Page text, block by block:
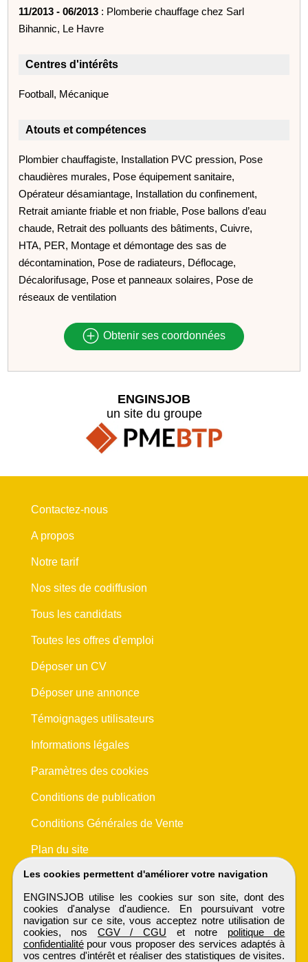
11/2013 - 06/2013 : Plomberie chauffage chez Sarl
Bihannic, Le Havre
Centres d'intérêts
Football, Mécanique
Atouts et compétences
Plombier chauffagiste, Installation PVC pression, Pose
chaudières murales, Pose équipement sanitaire,
Opérateur désamiantage, Installation du confinement,
Retrait amiante friable et non friable, Pose ballons d’eau
chaude, Retrait des polluants des bâtiments, Cuivre,
HTA, PER, Montage et démontage des sas de
décontamination, Pose de radiateurs, Déflocage,
Décalorifusage, Pose et panneaux solaires, Pose de
réseaux de ventilation
Obtenir ses coordonnées
Les cookies permettent d'améliorer votre navigation
ENGINSJOB utilise les cookies sur son site, dont des
cookies d'analyse d'audience. En poursuivant votre
navigation sur ce site, vous acceptez notre utilisation de
cookies, nos CGV / CGU et notre politique de
confidentialitépour vous proposer des services adaptés à
vos centres d'intérêt et réaliser des statistiques de visites.
ENGINSJOB
un site du groupe
Contactez-nous
A propos
Notre tarif
Nos sites de codiffusion
Tous les candidats
Toutes les offres d'emploi
Déposer un CV
Déposer une annonce
Témoignages utilisateurs
Informations légales
Paramètres des cookies
Conditions de publication
Conditions Générales de Vente
Plan du site